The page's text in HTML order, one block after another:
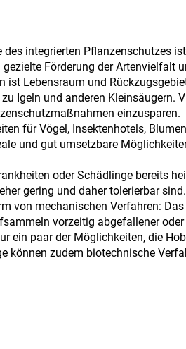
des integrierten Pflanzenschutzes
Förderung der Artenvielfalt
ist Lebensraum und
Igeln und anderen Kleinsäugern.
einzusparen.
für Vögel, Insektenhotels,
und gut umsetzbare
oder Schädlinge bereits
gering und daher tolerierbar
von mechanischen Verfahren:
vorzeitig abgefallener
ein paar der Möglichkeiten, die
können zudem biotechnische